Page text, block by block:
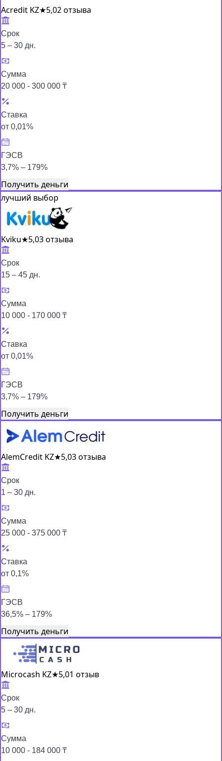
Acredit KZ★5,02 отзыва
Срок
5 – 30 дн.
Сумма
20 000 - 300 000 ₸
Ставка
от 0,01%
ГЭСВ
3,7% – 179%
Получить деньги
лучший выбор
Kviku★5,03 отзыва
Срок
15 – 45 дн.
Сумма
10 000 - 170 000 ₸
Ставка
от 0,01%
ГЭСВ
3,7% – 179%
Получить деньги
AlemCredit KZ★5,03 отзыва
Срок
1 – 30 дн.
Сумма
25 000 - 375 000 ₸
Ставка
от 0,1%
ГЭСВ
36,5% – 179%
Получить деньги
Microcash KZ★5,01 отзыв
Срок
5 – 30 дн.
Сумма
10 000 - 184 000 ₸